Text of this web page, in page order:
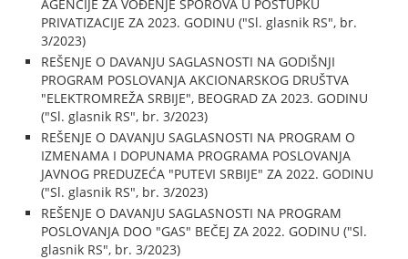
AGENCIJE ZA VOĐENJE SPOROVA U POSTUPKU
PRIVATIZACIJE ZA 2023. GODINU ("Sl. glasnik RS", br.
3/2023)
REŠENJE O DAVANJU SAGLASNOSTI NA GODIŠNJI
PROGRAM POSLOVANJA AKCIONARSKOG DRUŠTVA
"ELEKTROMREŽA SRBIJE", BEOGRAD ZA 2023. GODINU
("Sl. glasnik RS", br. 3/2023)
REŠENJE O DAVANJU SAGLASNOSTI NA PROGRAM O
IZMENAMA I DOPUNAMA PROGRAMA POSLOVANJA
JAVNOG PREDUZEĆA "PUTEVI SRBIJE" ZA 2022. GODINU
("Sl. glasnik RS", br. 3/2023)
REŠENJE O DAVANJU SAGLASNOSTI NA PROGRAM
POSLOVANJA DOO "GAS" BEČEJ ZA 2022. GODINU ("Sl.
glasnik RS", br. 3/2023)